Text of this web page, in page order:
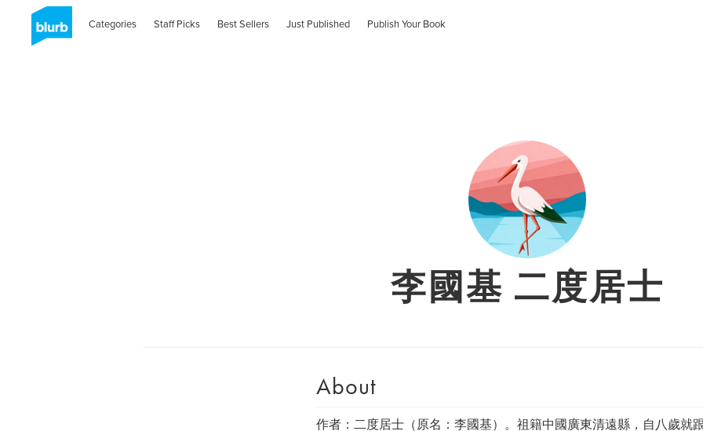
Categories Staff Picks Best Sellers Just Published Publish Your Book
李國基 二度居士
About
作者：二度居士（原名：李國基）。祖籍中國廣東清遠縣，自八歲就